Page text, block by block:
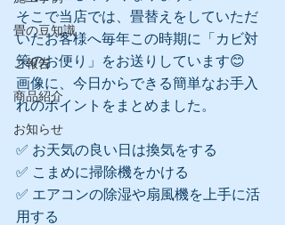
畳の豆知識
ご報告
商品紹介
お知らせ
そこで当店では、畳替えをしていただ
いたお客様へ毎年この時期に「カビ対
策のお便り」をお送りしています😊
画像に、今日からできる簡単なお手入
れのポイントをまとめました。
✅ お天気の良い日は換気をする
✅ こまめに掃除機をかける
✅ エアコンの除湿や扇風機を上手に活
用する